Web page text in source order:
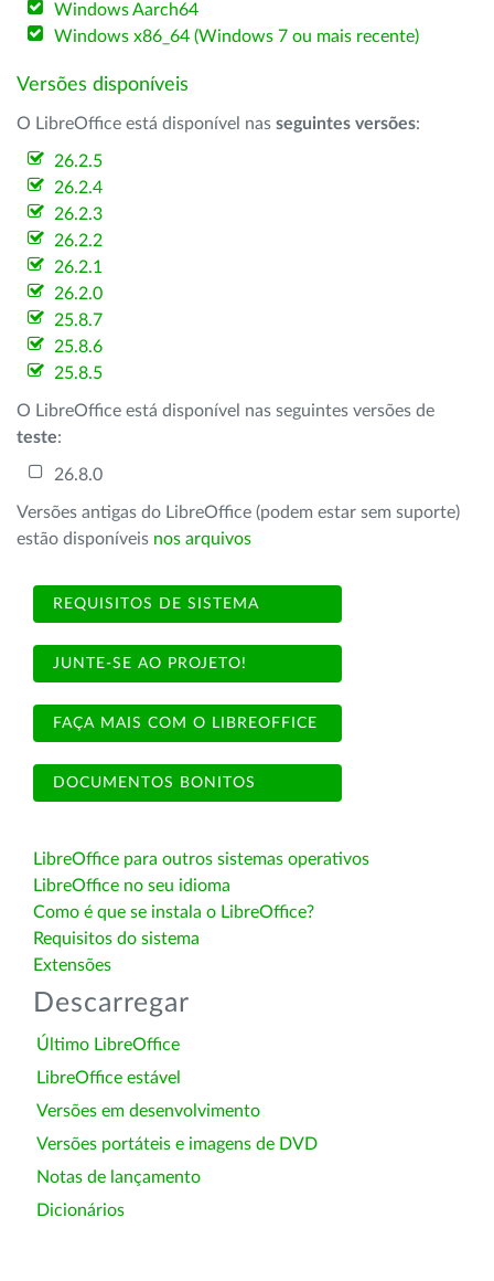
Windows Aarch64
Windows x86_64 (Windows 7 ou mais recente)
Versões disponíveis
O LibreOffice está disponível nas seguintes versões:
26.2.5
26.2.4
26.2.3
26.2.2
26.2.1
26.2.0
25.8.7
25.8.6
25.8.5
O LibreOffice está disponível nas seguintes versões de
teste:
26.8.0
Versões antigas do LibreOffice (podem estar sem suporte)
estão disponíveis nos arquivos
REQUISITOS DE SISTEMA
JUNTE-SE AO PROJETO!
FAÇA MAIS COM O LIBREOFFICE
DOCUMENTOS BONITOS
LibreOffice para outros sistemas operativos
LibreOffice no seu idioma
Como é que se instala o LibreOffice?
Requisitos do sistema
Extensões
Descarregar
Último LibreOffice
LibreOffice estável
Versões em desenvolvimento
Versões portáteis e imagens de DVD
Notas de lançamento
Dicionários